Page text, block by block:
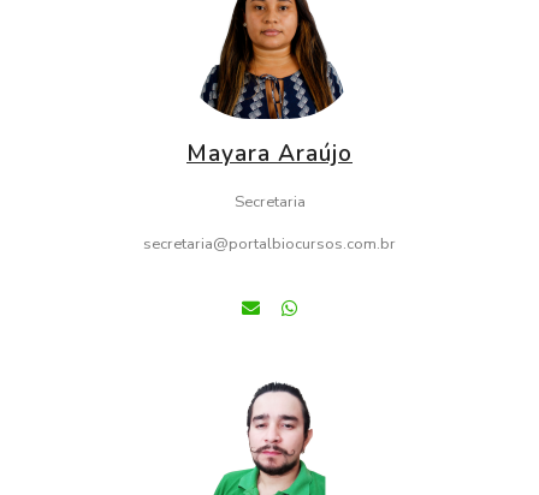
Mayara Araújo
Secretaria
secretaria@portalbiocursos.com.br